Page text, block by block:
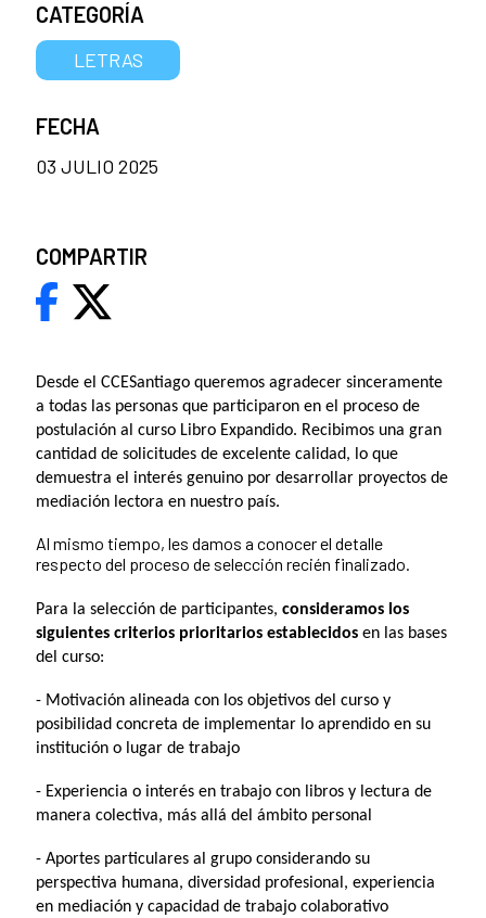
Desde el CCESantiago queremos agradecer sinceramente
a todas las personas que participaron en el proceso de
postulación al curso Libro Expandido. Recibimos una gran
cantidad de solicitudes de excelente calidad, lo que
demuestra el interés genuino por desarrollar proyectos de
mediación lectora en nuestro país.
Al mismo tiempo, les damos a conocer el detalle
respecto del proceso de selección recién finalizado.
Para la selección de participantes, consideramos los
siguientes criterios prioritarios establecidos en las bases
del curso:
- Motivación alineada con los objetivos del curso y
posibilidad concreta de implementar lo aprendido en su
institución o lugar de trabajo
- Experiencia o interés en trabajo con libros y lectura de
manera colectiva, más allá del ámbito personal
- Aportes particulares al grupo considerando su
perspectiva humana, diversidad profesional, experiencia
en mediación y capacidad de trabajo colaborativo
CATEGORÍA
LETRAS
FECHA
03 JULIO 2025
COMPARTIR